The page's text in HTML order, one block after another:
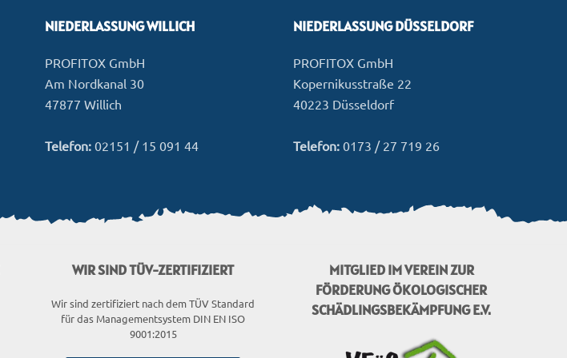
NIEDERLASSUNG WILLICH
PROFITOX GmbH
Am Nordkanal 30
47877 Willich
Telefon: 02151 / 15 091 44
NIEDERLASSUNG DÜSSELDORF
PROFITOX GmbH
Kopernikusstraße 22
40223 Düsseldorf
Telefon: 0173 / 27 719 26
WIR SIND TÜV-ZERTIFIZIERT
Wir sind zertifiziert nach dem TÜV Standard
für das Managementsystem DIN EN ISO
9001:2015
MITGLIED IM VEREIN ZUR
FÖRDERUNG ÖKOLOGISCHER
SCHÄDLINGSBEKÄMPFUNG E.V.